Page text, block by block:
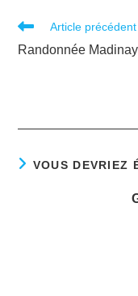
Article précédent
Randonnée
VOUS DEVRIEZ